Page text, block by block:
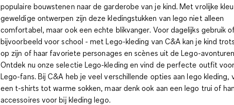
populaire bouwstenen naar de garderobe van je kind.Met vrolijke
geweldige ontwerpen zijn deze kledingstukken van lego niet alleen
comfortabel, maar ook een echte blikvanger. Voor dagelijks gebruik
bijvoorbeeld voor school - met Lego-kleding van C&A kan je kind
op zijn of haar favoriete personages en scènes uit de Lego-
Ontdek nu onze selectie Lego-kleding en vind de perfecte outfit
Lego-fans. Bij C&A heb je veel verschillende opties aan lego kleding,
een t-shirts tot warme sokken, maar denk ook aan een lego trui of
accessoires voor bij kleding lego.